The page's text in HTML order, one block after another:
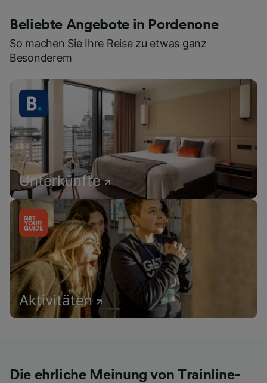
Beliebte Angebote in Pordenone
So machen Sie Ihre Reise zu etwas ganz
Besonderem
Unterkünfte
Aktivitäten
Die ehrliche Meinung von Trainline-